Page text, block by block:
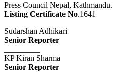
Press Council Nepal, Kathmandu.
Listing Certificate No.1641
Sudarshan Adhikari
Senior Reporter
KP Kiran Sharma
Senior Reporter